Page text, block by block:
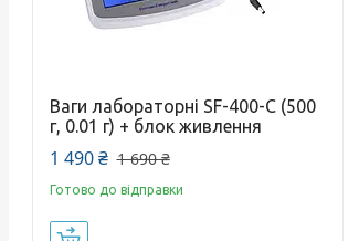
Ваги лабораторні SF-400-C (500
г, 0.01 г) + блок живлення
1 490 ₴ 1 690 ₴
Готово до відправки